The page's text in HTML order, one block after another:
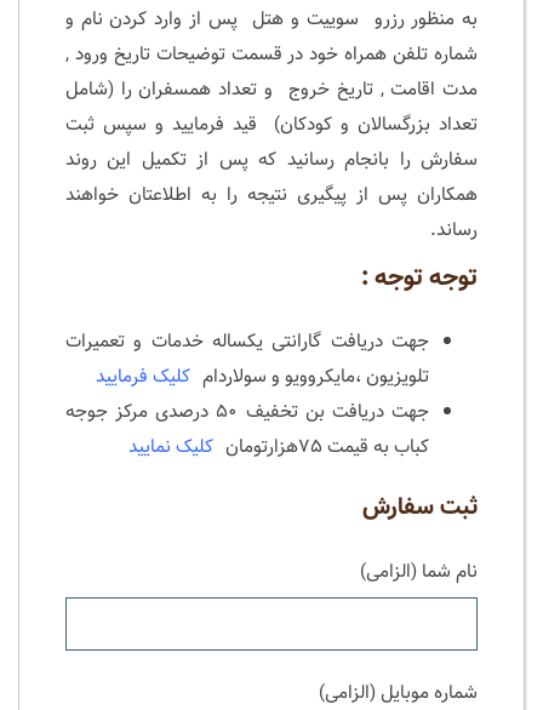
به منظور رزرو سوییت و هتل پس از وارد کردن نام و
شماره تلفن همراه خود در قسمت توضیحات تاریخ ورود ,
مدت اقامت , تاریخ خروج و تعداد همسفران را (شامل
تعداد بزرگسالان و کودکان) قید فرمایید و سپس ثبت
سفارش را بانجام رسانید که پس از تکمیل این روند
همکاران پس از پیگیری نتیجه را به اطلاعتان خواهند
رساند.
توجه توجه :
جهت دریافت گارانتی یکساله خدمات و تعمیرات
تلویزیون ،مایکروویو و سولاردام کلیک فرمایید
جهت دریافت بن تخفیف ۵۰ درصدی مرکز جوجه
کباب به قیمت ۷۵هزارتومان
کلیک نمایید
ثبت سفارش
نام شما (الزامی)
شماره موبایل (الزامی)